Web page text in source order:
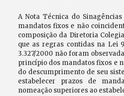
A Nota Técnica do
mandatos fixos e não
composição da Diretoria
que as regras contidas na Lei
3.327/2000 não foram
princípio dos mandatos fixos e
do descumprimento de seu
estabelecer prazos de
nomeação superiores ao